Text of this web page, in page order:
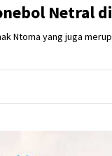
Netral
Ntoma yang juga